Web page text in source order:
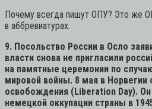
Почему всегда пишут ОПУ? Это же
в аббревиатурах.
9. Посольство России в Осло
власти снова не пригласили
на памятные церемонии по
мировой войны. 8 мая в
освобождения (Liberation Day).
немецкой оккупации страны в